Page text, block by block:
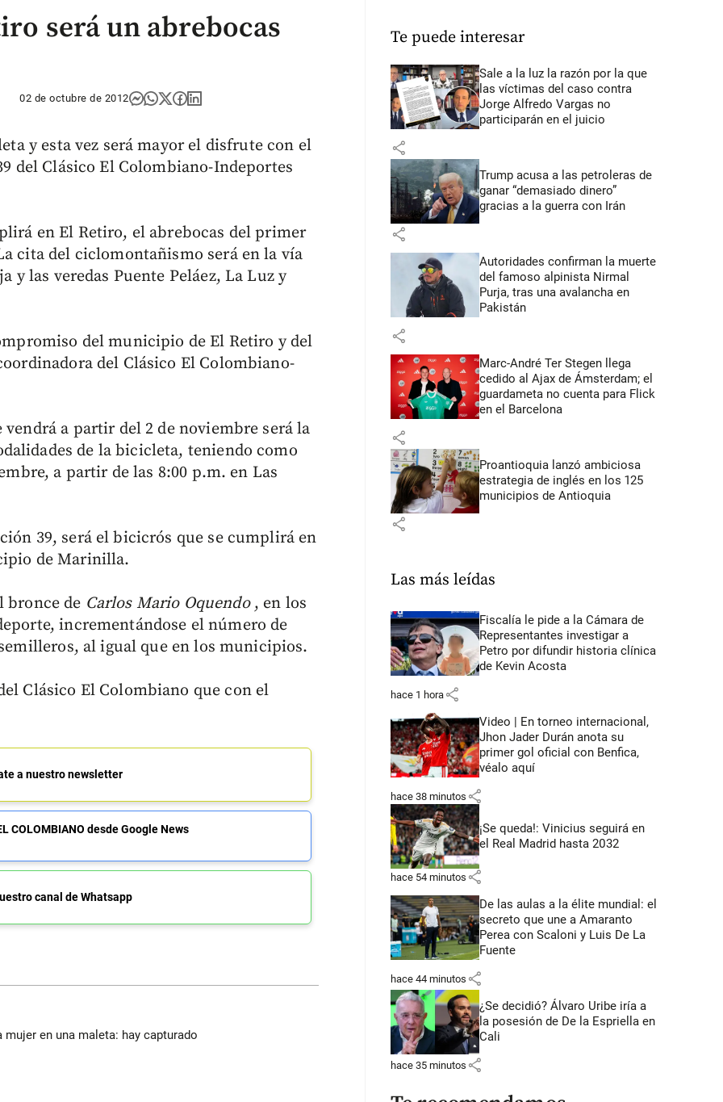
será un abrebocas
02 de octubre de 2012
y esta vez será mayor el disfrute con el
del Clásico El Colombiano-Indeportes
en El Retiro, el abrebocas del primer
cita del ciclomontañismo será en la vía
y las veredas Puente Peláez, La Luz y
del municipio de El Retiro y del
del Clásico El Colombiano-
a partir del 2 de noviembre será la
de la bicicleta, teniendo como
a partir de las 8:00 p.m. en Las
39, será el bicicrós que se cumplirá en
de Marinilla.
bronce de Carlos Mario Oquendo, en los
incrementándose el número de
al igual que en los municipios.
Clásico El Colombiano que con el
a nuestro newsletter
COLOMBIANO desde Google News
canal de Whatsapp
en una maleta: hay capturado
Te puede interesar
Sale a la luz la razón por la que
las víctimas del caso contra
Jorge Alfredo Vargas no
participarán en el juicio
share
Trump acusa a las petroleras de
ganar “demasiado dinero”
gracias a la guerra con Irán
share
Autoridades confirman la muerte
del famoso alpinista Nirmal
Purja, tras una avalancha en
Pakistán
share
Marc-André Ter Stegen llega
cedido al Ajax de Ámsterdam; el
guardameta no cuenta para Flick
en el Barcelona
share
Proantioquia lanzó ambiciosa
estrategia de inglés en los 125
municipios de Antioquia
share
Las más leídas
Fiscalía le pide a la Cámara de
Representantes investigar a
Petro por difundir historia clínica
de Kevin Acosta
hace 1 hora share
Video | En torneo internacional,
Jhon Jader Durán anota su
primer gol oficial con Benfica,
véalo aquí
hace 38 minutos share
¡Se queda!: Vinicius seguirá en
el Real Madrid hasta 2032
hace 54 minutos share
De las aulas a la élite mundial: el
secreto que une a Amaranto
Perea con Scaloni y Luis De La
Fuente
hace 44 minutos share
¿Se decidió? Álvaro Uribe iría a
la posesión de De la Espriella en
Cali
hace 35 minutos share